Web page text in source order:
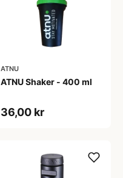
ATNU
ATNU Shaker - 400 ml
36,00 kr